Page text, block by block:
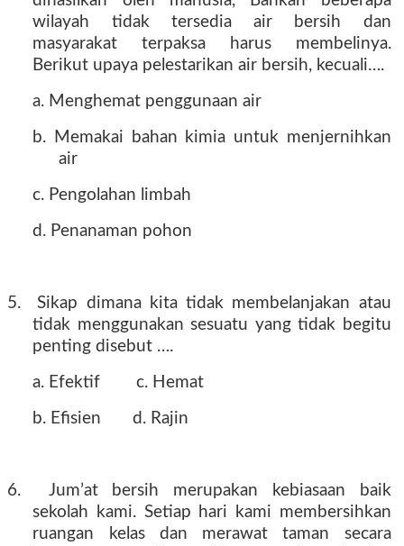
wilayah tidak tersedia air bersih dan
masyarakat terpaksa harus membelinya.
Berikut upaya pelestarikan air bersih, kecuali….
a. Menghemat penggunaan air
b. Memakai bahan kimia untuk menjernihkan
air
c. Pengolahan limbah
d. Penanaman pohon
5.
Sikap dimana kita tidak membelanjakan atau
tidak menggunakan sesuatu yang tidak begitu
penting disebut ….
a. Efektif c. Hemat
b. Efisien d. Rajin
6.
Jum’at bersih merupakan kebiasaan baik
sekolah kami. Setiap hari kami membersihkan
ruangan kelas dan merawat taman secara